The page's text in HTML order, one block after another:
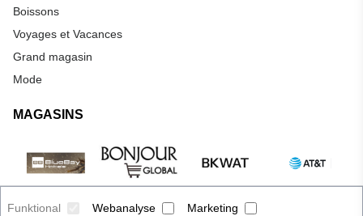
Funktional Webanalyse Marketing
Boissons
Voyages et Vacances
Grand magasin
Mode
MAGASINS